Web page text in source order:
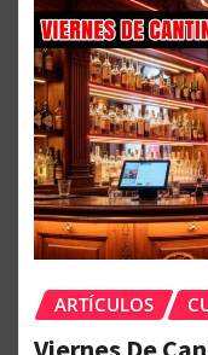
ARTÍCULOS